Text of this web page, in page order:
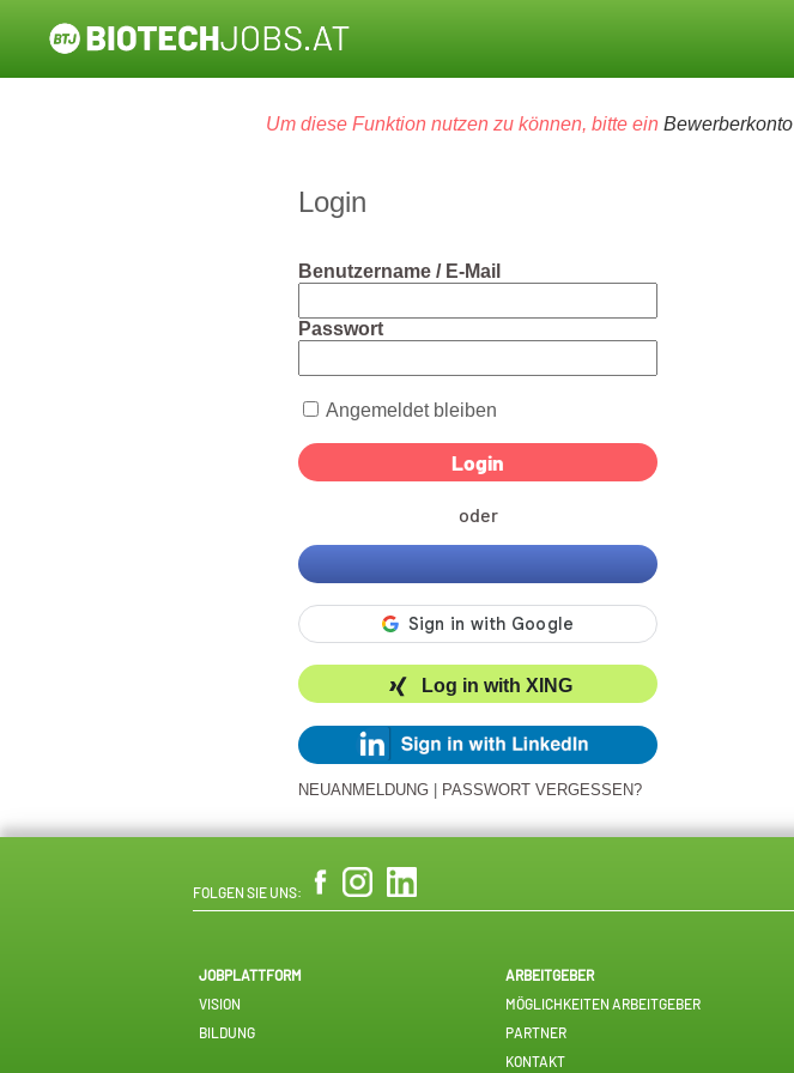
Um diese Funktion nutzen zu können, bitte ein Bewerberkonto
Login
Benutzername / E-Mail
Passwort
Angemeldet bleiben
oder
Log in with XING
NEUANMELDUNG PASSWORT VERGESSEN?
FOLGEN SIE UNS:
JOBPLATTFORM
VISION
BILDUNG
ARBEITGEBER
MÖGLICHKEITEN ARBEITGEBER
PARTNER
KONTAKT